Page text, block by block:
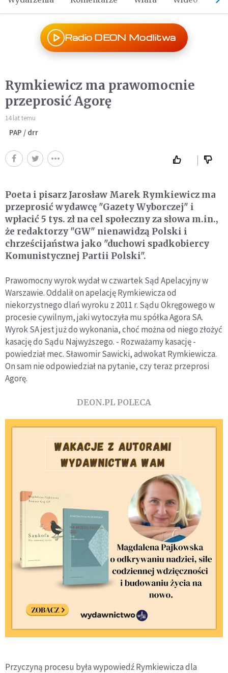
Radio DEON Modlitwa
Rymkiewicz ma prawomocnie
przeprosić Agorę
14 lat temu
PAP / drr
Poeta i pisarz Jarosław Marek Rymkiewicz ma
przeprosić wydawcę "Gazety Wyborczej" i
wpłacić 5 tys. zł na cel społeczny za słowa m.in.,
że redaktorzy "GW" nienawidzą Polski i
chrześcijaństwa jako "duchowi spadkobiercy
Komunistycznej Partii Polski".
Prawomocny wyrok wydał w czwartek Sąd Apelacyjny w
Warszawie. Oddalił on apelację Rymkiewicza od
niekorzystnego dlań wyroku z 2011 r. Sądu Okręgowego w
procesie cywilnym, jaki wytoczyła mu spółka Agora SA.
Wyrok SA jest już do wykonania, choć można od niego złożyć
kasację do Sądu Najwyższego. - Rozważamy kasację -
powiedział mec. Sławomir Sawicki, adwokat Rymkiewicza.
On sam nie odpowiedział na pytanie, czy teraz przeprosi
Agorę.
DEON.PL POLECA
Przyczyną procesu była wypowiedź Rymkiewicza dla